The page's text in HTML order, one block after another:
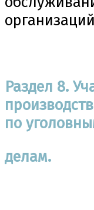
Раздел 8.
по
делам.